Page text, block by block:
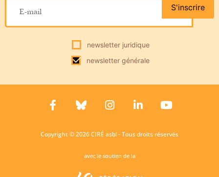
newsletter juridique
newsletter générale
S'inscrire
Copyright © 2026 CIRÉ asbl - Tous droits réservés
avec le soutien de la